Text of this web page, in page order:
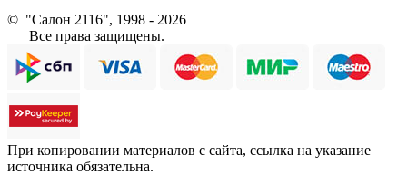
© "Салон 2116", 1998 - 2026
Все права защищены.
При копировании материалов с сайта, ссылка на указание
источника обязательна.